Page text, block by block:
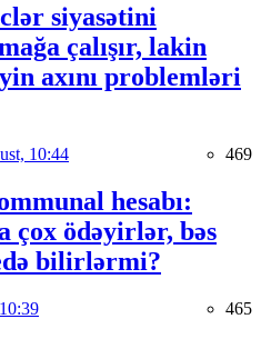
siyasətini
çalışır, lakin
axını problemləri
10:44 469
hesabı:
çox ödəyirlər, bəs
bilirlərmi?
465